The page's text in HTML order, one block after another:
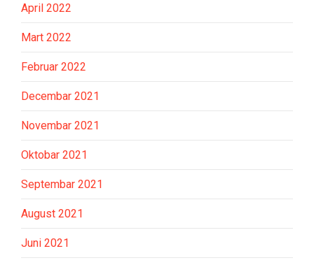
April 2022
Mart 2022
Februar 2022
Decembar 2021
Novembar 2021
Oktobar 2021
Septembar 2021
August 2021
Juni 2021